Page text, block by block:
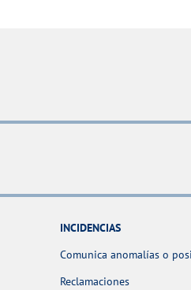
INCIDENCIAS
Comunica anomalías o
Reclamaciones